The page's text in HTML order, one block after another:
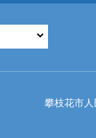
攀枝花市人